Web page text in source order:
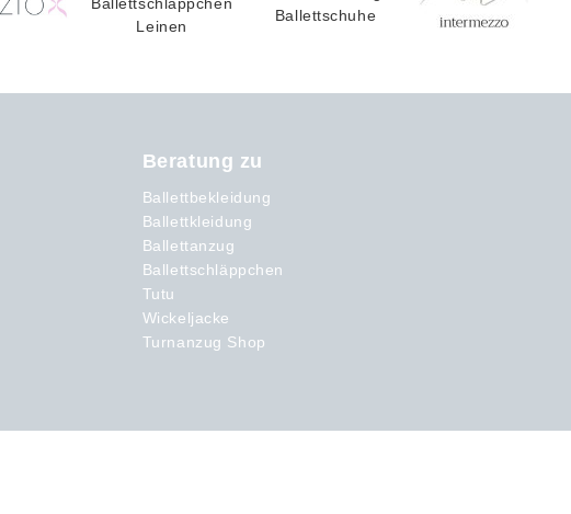
Beratung zu
Ballettbekleidung
Ballettkleidung
Ballettanzug
Ballettschläppchen
Tutu
Wickeljacke
Turnanzug Shop